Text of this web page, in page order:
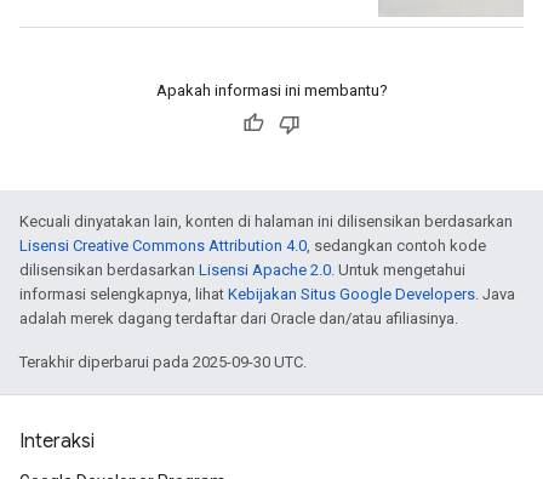
Apakah informasi ini membantu?
Kecuali dinyatakan lain, konten di halaman ini dilisensikan berdasarkan
Lisensi Creative Commons Attribution 4.0, sedangkan contoh kode
dilisensikan berdasarkan Lisensi Apache 2.0. Untuk mengetahui
informasi selengkapnya, lihat Kebijakan Situs Google Developers. Java
adalah merek dagang terdaftar dari Oracle dan/atau afiliasinya.
Terakhir diperbarui pada 2025-09-30 UTC.
Interaksi